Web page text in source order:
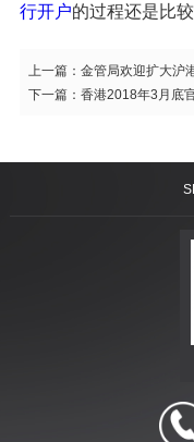
行开户的过程还是比较
上一篇： 金管局欢迎扩大沪
下一篇： 香港2018年3月底